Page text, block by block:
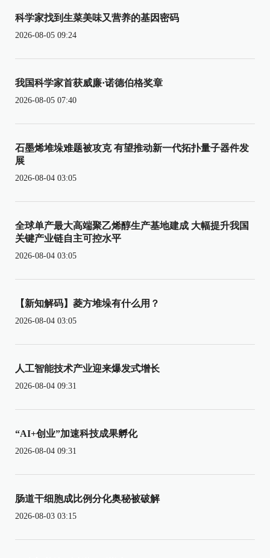
科学家找到生菜美味又营养的基因密码
2026-08-05 09:24
我国科学家首获威廉·诺德伯格奖章
2026-08-05 07:40
石墨烯堆垛难题被攻克 有望推动新一代拓扑量子器件发
展
2026-08-04 03:05
全球单产最大高端聚乙烯醇生产基地建成 大幅提升我国
关键产业链自主可控水平
2026-08-04 03:05
【新知解码】菱方堆垛有什么用？
2026-08-04 03:05
人工智能技术产业迎来爆发式增长
2026-08-04 09:31
“AI+创业”加速科技成果孵化
2026-08-04 09:31
肠道干细胞成比例分化奥秘被破解
2026-08-03 03:15